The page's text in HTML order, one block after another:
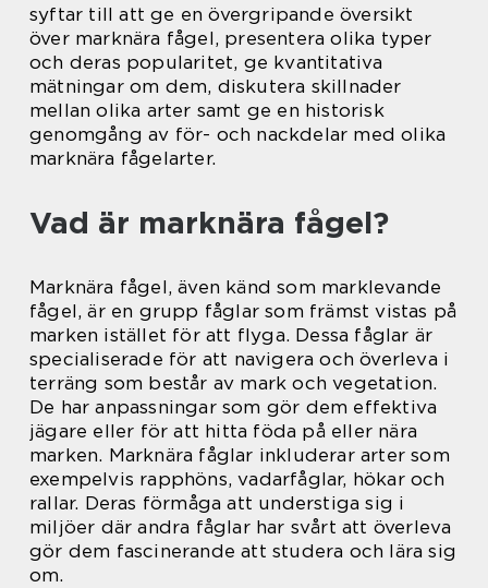
syftar till att ge en övergripande översikt
över marknära fågel, presentera olika typer
och deras popularitet, ge kvantitativa
mätningar om dem, diskutera skillnader
mellan olika arter samt ge en historisk
genomgång av för- och nackdelar med olika
marknära fågelarter.
Vad är marknära fågel?
Marknära fågel, även känd som marklevande
fågel, är en grupp fåglar som främst vistas på
marken istället för att flyga. Dessa fåglar är
specialiserade för att navigera och överleva i
terräng som består av mark och vegetation.
De har anpassningar som gör dem effektiva
jägare eller för att hitta föda på eller nära
marken. Marknära fåglar inkluderar arter som
exempelvis rapphöns, vadarfåglar, hökar och
rallar. Deras förmåga att understiga sig i
miljöer där andra fåglar har svårt att överleva
gör dem fascinerande att studera och lära sig
om.